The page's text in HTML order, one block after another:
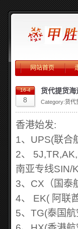
网站首页
16-4
8
货代提货海
Category:货代
香港始发:
1、UPS(联合
2、
南亚专线SIN/
3、CX（国泰
4、 EK( 阿联
5、TG(泰国